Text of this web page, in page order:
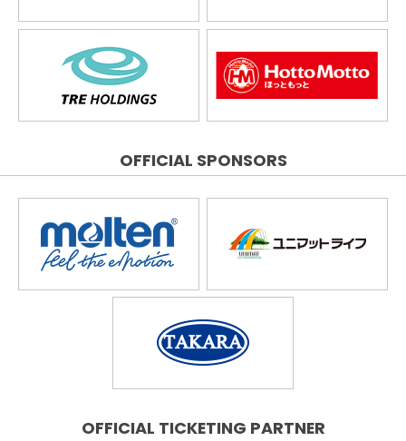
OFFICIAL SPONSORS
OFFICIAL TICKETING PARTNER